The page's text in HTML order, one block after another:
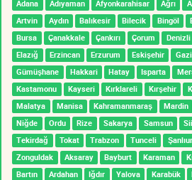
Adana Adıyaman Afyonkarahisar Ağrı
Artvin
Aydın Balıkesir Bilecik Bingöl
Bursa
Çanakkale Çankırı Çorum Denizli
Elazığ
Erzincan Erzurum Eskişehir
Gümüşhane
Hakkari Hatay Isparta
Kastamonu
Kayseri Kırklareli Kırşehir
Malatya
Manisa Kahramanmaraş Mardin
Niğde
Ordu Rize Sakarya Samsun
Tekirdağ
Tokat Trabzon Tunceli
Zonguldak
Aksaray Bayburt Karaman
Bartın
Ardahan Iğdır Yalova Karabük